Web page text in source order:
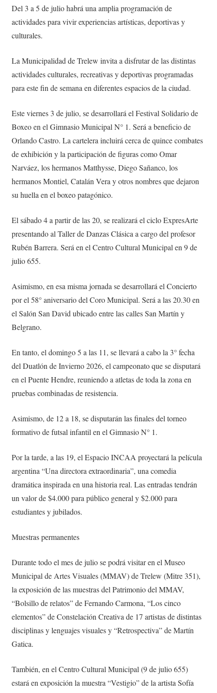
Del 3 a 5 de julio habrá una amplia programación de
actividades para vivir experiencias artísticas, deportivas y
culturales.
La Municipalidad de Trelew invita a disfrutar de las distintas
actividades culturales, recreativas y deportivas programadas
para este fin de semana en diferentes espacios de la ciudad.
Este viernes 3 de julio, se desarrollará el Festival Solidario de
Boxeo en el Gimnasio Municipal N° 1. Será a beneficio de
Orlando Castro. La cartelera incluirá cerca de quince combates
de exhibición y la participación de figuras como Omar
Narváez, los hermanos Matthysse, Diego Sañanco, los
hermanos Montiel, Catalán Vera y otros nombres que dejaron
su huella en el boxeo patagónico.
El sábado 4 a partir de las 20, se realizará el ciclo ExpresArte
presentando al Taller de Danzas Clásica a cargo del profesor
Rubén Barrera. Será en el Centro Cultural Municipal en 9 de
julio 655.
Asimismo, en esa misma jornada se desarrollará el Concierto
por el 58° aniversario del Coro Municipal. Será a las 20.30 en
el Salón San David ubicado entre las calles San Martín y
Belgrano.
En tanto, el domingo 5 a las 11, se llevará a cabo la 3° fecha
del Duatlón de Invierno 2026, el campeonato que se disputará
en el Puente Hendre, reuniendo a atletas de toda la zona en
pruebas combinadas de resistencia.
Asimismo, de 12 a 18, se disputarán las finales del torneo
formativo de futsal infantil en el Gimnasio N° 1.
Por la tarde, a las 19, el Espacio INCAA proyectará la película
argentina “Una directora extraordinaria”, una comedia
dramática inspirada en una historia real. Las entradas tendrán
un valor de $4.000 para público general y $2.000 para
estudiantes y jubilados.
Muestras permanentes
Durante todo el mes de julio se podrá visitar en el Museo
Municipal de Artes Visuales (MMAV) de Trelew (Mitre 351),
la exposición de las muestras del Patrimonio del MMAV,
“Bolsillo de relatos” de Fernando Carmona, “Los cinco
elementos” de Constelación Creativa de 17 artistas de distintas
disciplinas y lenguajes visuales y “Retrospectiva” de Martín
Gatica.
También, en el Centro Cultural Municipal (9 de julio 655)
estará en exposición la muestra “Vestigio” de la artista Sofía